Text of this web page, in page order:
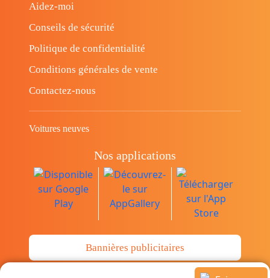
Aidez-moi
Conseils de sécurité
Politique de confidentialité
Conditions générales de vente
Contactez-nous
Voitures neuves
Nos applications
Bannières publicitaires